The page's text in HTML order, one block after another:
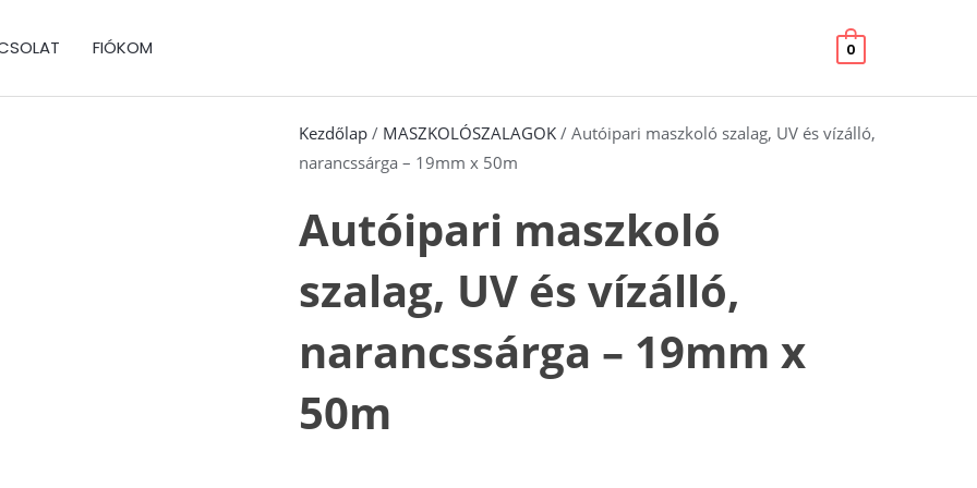
FIÓKOM 0
Kezdőlap / MASZKOLÓSZALAGOK / Autóipari maszkoló szalag, UV és vízálló,
narancssárga – 19mm x 50m
Autóipari maszkoló
szalag, UV és vízálló,
narancssárga – 19mm x
50m
narancssárga
-
50m
mennyiség